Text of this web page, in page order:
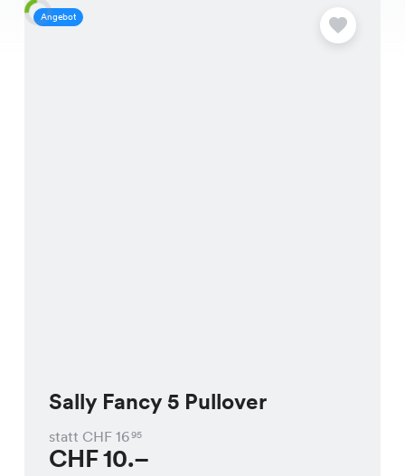
Angebot
Sally Fancy 5 Pullover
statt CHF 1695
CHF10.–